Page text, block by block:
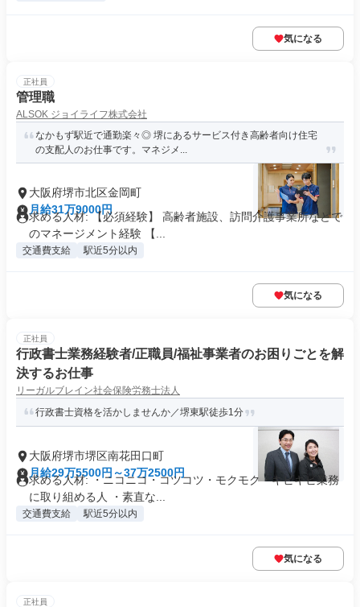
気になる
正社員
管理職
ALSOK ジョイライフ株式会社
なかもず駅近で通勤楽々◎ 堺にあるサービス付き高齢者向け住宅
の支配人のお仕事です。マネジメ...
大阪府堺市北区金岡町
月給31万9000円
求める人材: 【必須経験】 高齢者施設、訪問介護事業所などで
のマネージメント経験 【...
交通費支給 駅近5分以内
気になる
正社員
行政書士業務経験者/正職員/福祉事業者のお困りごとを解
決するお仕事
リーガルブレイン社会保険労務士法人
行政書士資格を活かしませんか／堺東駅徒歩1分
大阪府堺市堺区南花田口町
月給29万5500円～37万2500円
求める人材: ・ニコニコ・コツコツ・モクモク・キビキビ業務
に取り組める人 ・素直な...
交通費支給 駅近5分以内
気になる
正社員